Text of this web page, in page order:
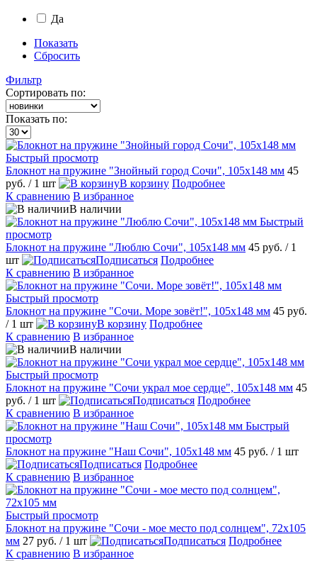
Да
Показать
Сбросить
Фильтр
Сортировать по:
Показать по:
Быстрый просмотр
Блокнот на пружине "Знойный город Сочи", 105х148 мм 45
руб. / 1 шт В корзину Подробнее
К сравнению В избранное
В наличии
Быстрый
просмотр
Блокнот на пружине "Люблю Сочи", 105х148 мм 45 руб. / 1
шт
Подписаться Подробнее
К сравнению В избранное
Быстрый просмотр
Блокнот на пружине "Сочи. Море зовёт!", 105х148 мм 45 руб.
/ 1 шт
В корзину Подробнее
К сравнению В избранное
В наличии
Быстрый просмотр
Блокнот на пружине "Сочи украл мое сердце", 105х148 мм 45
руб. / 1 шт Подписаться Подробнее
К сравнению В избранное
Быстрый
просмотр
Блокнот на пружине "Наш Сочи", 105х148 мм 45 руб. / 1 шт
Подписаться Подробнее
К сравнению В избранное
Быстрый просмотр
Блокнот на пружине "Сочи - мое место под солнцем", 72х105
мм 27 руб. / 1 шт Подписаться Подробнее
К сравнению В избранное